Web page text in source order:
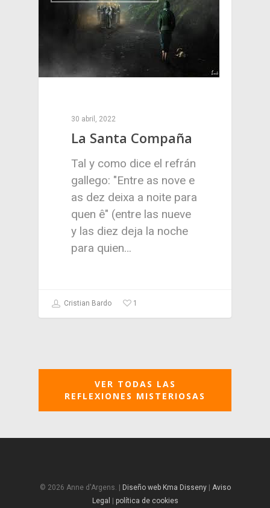
30 abril, 2022
La Santa Compaña
Tal y como dice el refrán
gallego: "Entre as nove e
as dez deixa a noite para
quen ê" (entre las nueve
y las diez deja la noche
para quien…
Cristian Bardo 1
VER TODAS LAS
REFLEXIONES MISTERIOSAS
© 2026 Anne d'Argens. | Diseño web Kma Disseny
Aviso
Legal
política de cookies